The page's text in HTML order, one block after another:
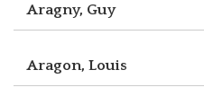
Aragny, Guy
Aragon, Louis